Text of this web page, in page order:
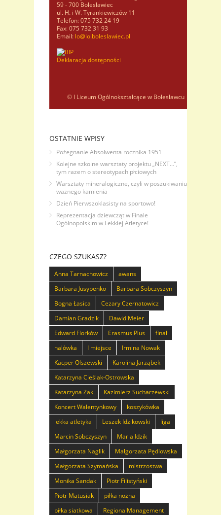
59 - 700 Bolesławiec
ul. H. i W. Tyrankiewiczów 11
Telefon: 075 732 24 19
Fax: 075 732 31 93
Email: lo@lo.boleslawiec.pl
Deklaracja dostępności
© I Liceum Ogólnokształcące w Bolesławcu
OSTATNIE WPISY
Pożegnanie Absolwenta rocznika 1951
Kolejne szkolne warsztaty projektu „NEXT…”,
tym razem o stereotypach płciowych
Warsztaty mineralogiczne, czyli w poszukiwaniu
ważnego kamienia
Dzień Pierwszoklasisty na sportowo!
Reprezentacja dziewcząt w Finale
Ogólnopolskim w Lekkiej Atletyce!
CZEGO SZUKASZ?
Anna Tarnachowicz
awans
Barbara Jusypenko
Barbara Sobczyszyn
Bogna Łasica
Cezary Czernatowicz
Damian Gradzik
Dawid Meier
Edward Florków
Erasmus Plus
finał
halówka
I miejsce
Irmina Nowak
Kacper Olszewski
Karolina Jarząbek
Katarzyna Cieślak-Ostrowska
Katarzyna Żak
Kazimierz Sucharzewski
Koncert Walentynkowy
koszykówka
lekka atletyka
Leszek Idzikowski
liga
Marcin Sobczyszyn
Maria Idzik
Małgorzata Naglik
Małgorzata Pędlowska
Małgorzata Szymańska
mistrzostwa
Monika Sandak
Piotr Filistyński
Piotr Matusiak
piłka nożna
piłka siatkowa
RegionalManagement